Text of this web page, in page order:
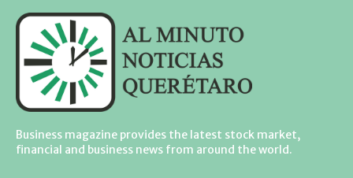
Business magazine provides the latest stock market,
financial and business news from around the world.